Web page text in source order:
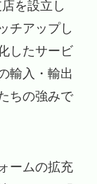
を設立し
チアップし
したサービ
輸入・輸出
ちの強みで
ームの拡充